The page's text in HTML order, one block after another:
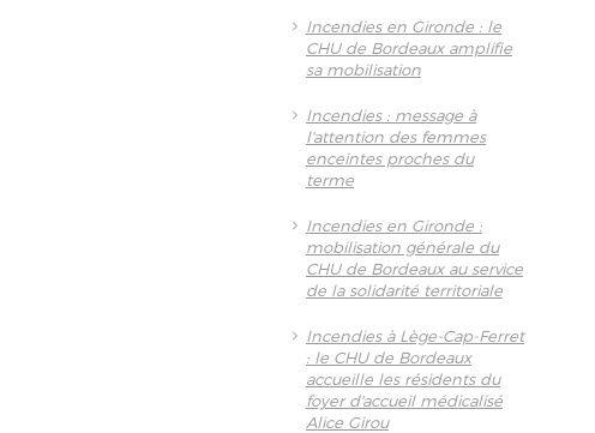
Incendies en Gironde : le
CHU de Bordeaux amplifie
sa mobilisation
Incendies : message à
l'attention des femmes
enceintes proches du
terme
Incendies en Gironde :
mobilisation générale du
CHU de Bordeaux au service
de la solidarité territoriale
Incendies à Lège-Cap-Ferret
: le CHU de Bordeaux
accueille les résidents du
foyer d'accueil médicalisé
Alice Girou